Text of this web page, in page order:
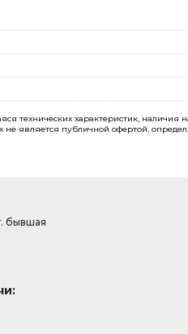
технических характеристик, наличия
является публичной офертой,
бывшая